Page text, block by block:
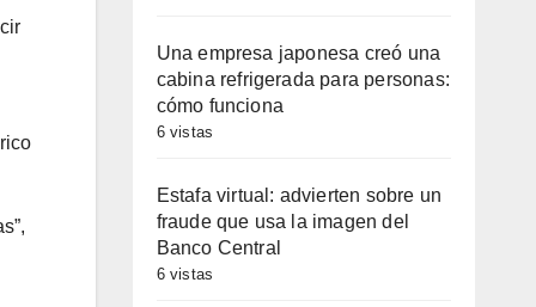
Una empresa japonesa creó una
cabina refrigerada para personas:
cómo funciona
6 vistas
Estafa virtual: advierten sobre un
fraude que usa la imagen del
Banco Central
6 vistas